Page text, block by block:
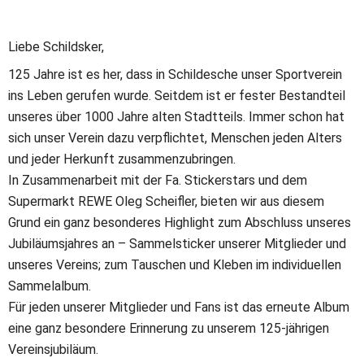
Liebe Schildsker,
125 Jahre ist es her, dass in Schildesche unser Sportverein
ins Leben gerufen wurde. Seitdem ist er fester Bestandteil
unseres über 1000 Jahre alten Stadtteils. Immer schon hat
sich unser Verein dazu verpflichtet, Menschen jeden Alters
und jeder Herkunft zusammenzubringen.
In Zusammenarbeit mit der Fa. Stickerstars und dem
Supermarkt REWE Oleg Scheifler, bieten wir aus diesem
Grund ein ganz besonderes Highlight zum Abschluss unseres
Jubiläumsjahres an – Sammelsticker unserer Mitglieder und
unseres Vereins; zum Tauschen und Kleben im individuellen
Sammelalbum.
Für jeden unserer Mitglieder und Fans ist das erneute Album
eine ganz besondere Erinnerung zu unserem 125-jährigen
Vereinsjubiläum.